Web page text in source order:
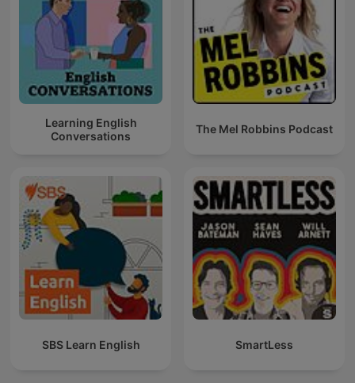
Learning English
Conversations
The Mel Robbins Podcast
SBS Learn English SmartLess